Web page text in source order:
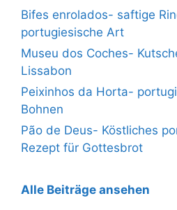
Bifes enrolados- saftige
portugiesische Art
Museu dos Coches-
Lissabon
Peixinhos da Horta-
Bohnen
Pão de Deus- Köstliches
Rezept für Gottesbrot
Alle Beiträge ansehen